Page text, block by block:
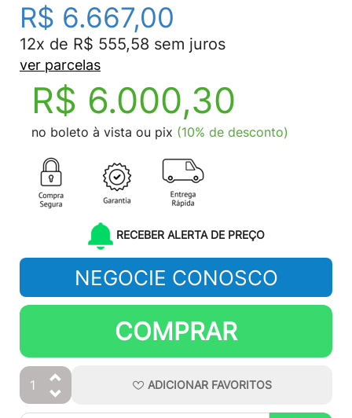
R$ 6.667,00
12x de R$ 555,58 sem juros
ver parcelas
R$ 6.000,30
no boleto à vista ou pix (10% de desconto)
RECEBER ALERTA DE PREÇO
NEGOCIE CONOSCO
COMPRAR
ADICIONAR FAVORITOS